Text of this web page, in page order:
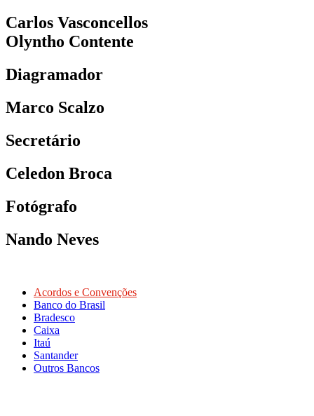
Carlos Vasconcellos
Olyntho Contente
Diagramador
Marco Scalzo
Secretário
Celedon Broca
Fotógrafo
Nando Neves
Acordos e Convenções
Banco do Brasil
Bradesco
Caixa
Itaú
Santander
Outros Bancos